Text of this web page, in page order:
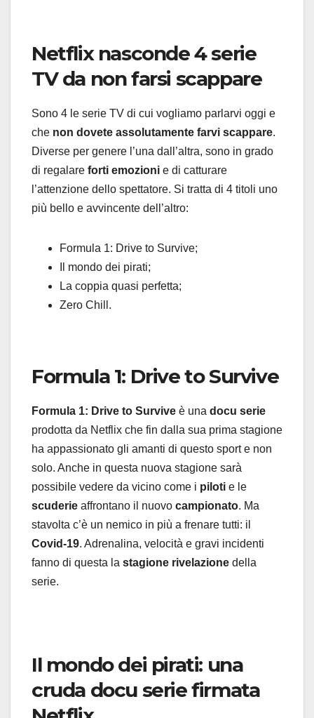
Netflix nasconde 4 serie
TV da non farsi scappare
Sono 4 le serie TV di cui vogliamo parlarvi oggi e
che non dovete assolutamente farvi scappare.
Diverse per genere l’una dall’altra, sono in grado
di regalare forti emozioni e di catturare
l’attenzione dello spettatore. Si tratta di 4 titoli uno
più bello e avvincente dell’altro:
Formula 1: Drive to Survive;
Il mondo dei pirati;
La coppia quasi perfetta;
Zero Chill.
Formula 1: Drive to Survive
Formula 1: Drive to Survive è una docu serie
prodotta da Netflix che fin dalla sua prima stagione
ha appassionato gli amanti di questo sport e non
solo. Anche in questa nuova stagione sarà
possibile vedere da vicino come i piloti e le
scuderie affrontano il nuovo campionato. Ma
stavolta c’è un nemico in più a frenare tutti: il
Covid-19. Adrenalina, velocità e gravi incidenti
fanno di questa la stagione rivelazione della
serie.
Il mondo dei pirati: una
cruda docu serie firmata